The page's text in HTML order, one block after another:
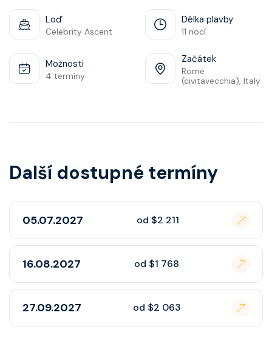
Loď
Celebrity Ascent
Délka plavby
11 nocí
Možnosti
4 termíny
Začátek
Rome
(civitavecchia), Italy
Další dostupné termíny
05.07.2027 od $2 211
16.08.2027 od $1 768
27.09.2027 od $2 063